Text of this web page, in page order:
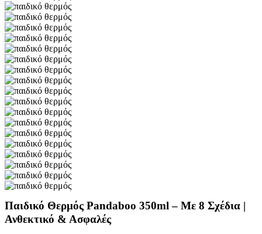
Παιδικό Θερμός Pandaboo 350ml – Με 8 Σχέδια |
Ανθεκτικό & Ασφαλές